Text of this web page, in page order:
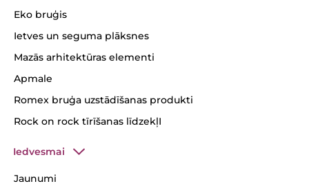
Eko bruģis
Ietves un seguma plāksnes
Mazās arhitektūras elementi
Apmale
Romex bruģa uzstādīšanas produkti
Rock on rock tīrīšanas līdzekļI
Iedvesmai
Jaunumi